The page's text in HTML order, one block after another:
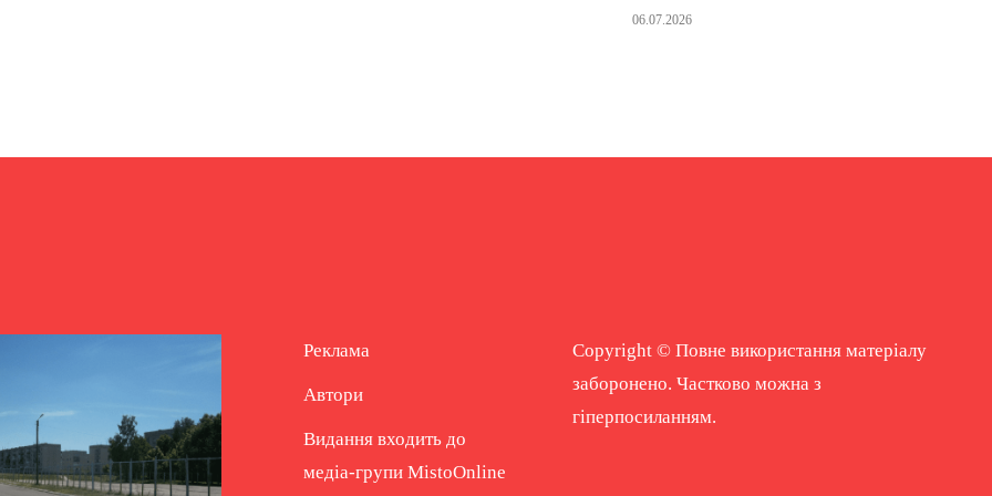
06.07.2026
Реклама
Автори
Видання входить до
медіа-групи MistoOnline
Copyright © Повне використання матеріалу
заборонено. Частково можна з
гіперпосиланням.